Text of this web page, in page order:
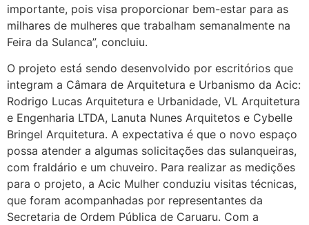
importante, pois visa proporcionar bem-estar para as
milhares de mulheres que trabalham semanalmente na
Feira da Sulanca”, concluiu.
O projeto está sendo desenvolvido por escritórios que
integram a Câmara de Arquitetura e Urbanismo da Acic:
Rodrigo Lucas Arquitetura e Urbanidade, VL Arquitetura
e Engenharia LTDA, Lanuta Nunes Arquitetos e Cybelle
Bringel Arquitetura. A expectativa é que o novo espaço
possa atender a algumas solicitações das sulanqueiras,
com fraldário e um chuveiro. Para realizar as medições
para o projeto, a Acic Mulher conduziu visitas técnicas,
que foram acompanhadas por representantes da
Secretaria de Ordem Pública de Caruaru. Com a